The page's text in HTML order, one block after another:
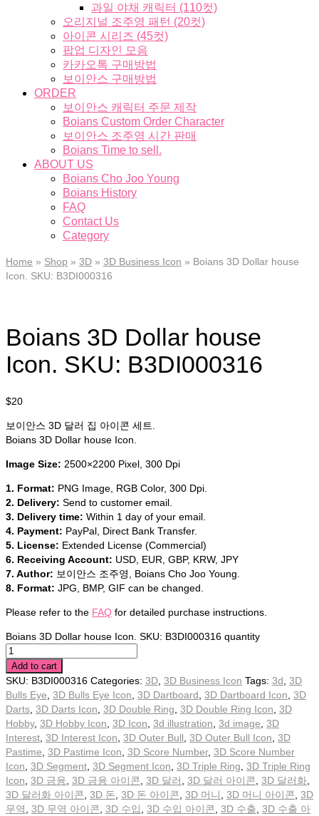
과일 야채 캐릭터 (110컷)
오리지널 조주영 패턴 (20컷)
아이콘 시리즈 (45컷)
팝업 디자인 모음
카카오톡 구매방법
보이안스 구매방법
ORDER
보이안스 캐릭터 주문 제작
Boians Custom Order Character
보이안스 조주영 시간 판매
Boians Time to sell.
ABOUT US
Boians Cho Joo Young
Boians History
FAQ
Contact Us
Category
Home » Shop » 3D » 3D Business Icon » Boians 3D Dollar house
Icon. SKU: B3DI000316
Boians 3D Dollar house
Icon. SKU: B3DI000316
$20
보이안스 3D 달러 집 아이콘 세트.
Boians 3D Dollar house Icon.
Image Size: 2500×2200 Pixel, 300 Dpi
1. Format: PNG Image, RGB Color, 300 Dpi.
2. Delivery: Send to customer email.
3. Delivery time: Within 1 day of your email.
4. Payment: PayPal, Direct Bank Transfer.
5. License: Extended License (Commercial)
6. Receiving Account: USD, EUR, GBP, KRW, JPY
7. Author: 보이안스 조주영, Boians Cho Joo Young.
8. Format: JPG, BMP, GIF can be changed.
Please refer to the FAQ for detailed purchase instructions.
Boians 3D Dollar house Icon. SKU: B3DI000316 quantity
Add to cart
SKU: B3DI000316 Categories: 3D 3D Business Icon Tags: 3d 3D
Bulls Eye 3D Bulls Eye Icon 3D Dartboard 3D Dartboard Icon 3D
Darts 3D Darts Icon 3D Double Ring 3D Double Ring Icon 3D
Hobby, 3D Hobby Icon 3D Icon 3d illustration 3d image 3D
Interest 3D Interest Icon 3D Outer Bull 3D Outer Bull Icon 3D
Pastime 3D Pastime Icon 3D Score Number, 3D Score Number
Icon 3D Segment 3D Segment Icon 3D Triple Ring 3D Triple Ring
Icon 3D 금융 3D 금융 아이콘 3D 달러 3D 달러 아이콘 3D 달러화
3D 달러화 아이콘 3D 돈 3D 돈 아이콘 3D 머니 3D 머니 아이콘 3D
무역
3D 무역 아이콘 3D 수입 3D 수입 아이콘 3D 수출 3D 수출 아